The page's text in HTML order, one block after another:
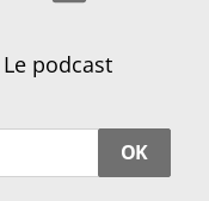
Le podcast
OK